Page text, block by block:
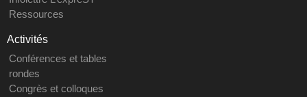
Ressources
Activités
Conférences et tables
rondes
Congrès et colloques